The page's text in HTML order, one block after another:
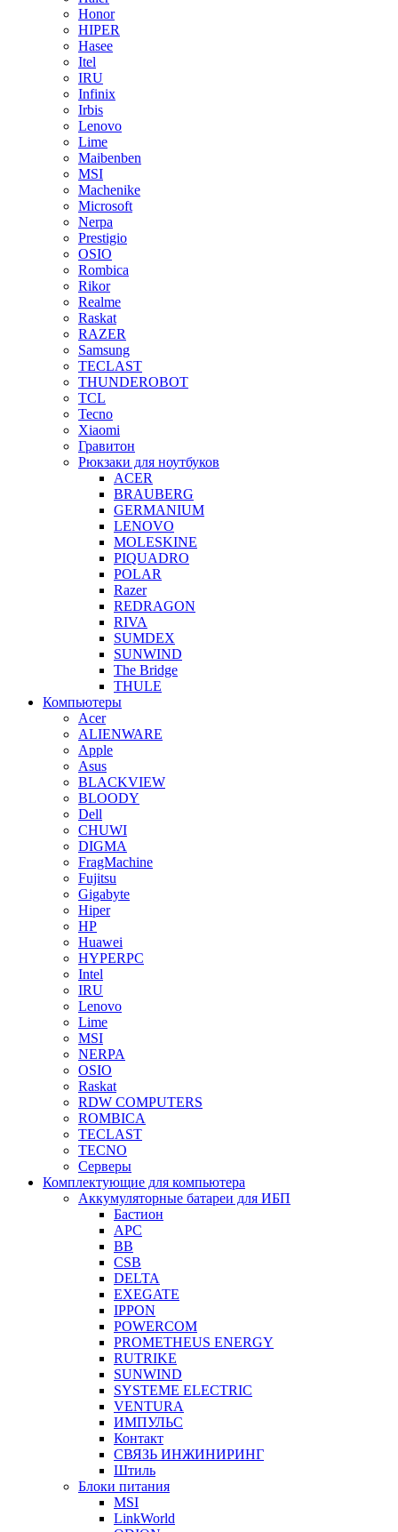
Honor
HIPER
Hasee
Itel
IRU
Infinix
Irbis
Lenovo
Lime
Maibenben
MSI
Machenike
Microsoft
Nerpa
Prestigio
OSIO
Rombica
Rikor
Realme
Raskat
RAZER
Samsung
TECLAST
THUNDEROBOT
TCL
Tecno
Xiaomi
Гравитон
Рюкзаки для ноутбуков
ACER
BRAUBERG
GERMANIUM
LENOVO
MOLESKINE
PIQUADRO
POLAR
Razer
REDRAGON
RIVA
SUMDEX
SUNWIND
The Bridge
THULE
Компьютеры
Acer
ALIENWARE
Apple
Asus
BLACKVIEW
BLOODY
Dell
CHUWI
DIGMA
FragMachine
Fujitsu
Gigabyte
Hiper
HP
Huawei
HYPERPC
Intel
IRU
Lenovo
Lime
MSI
NERPA
OSIO
Raskat
RDW COMPUTERS
ROMBICA
TECLAST
TECNO
Серверы
Комплектующие для компьютера
Аккумуляторные батареи для ИБП
Бастион
APC
BB
CSB
DELTA
EXEGATE
IPPON
POWERCOM
PROMETHEUS ENERGY
RUTRIKE
SUNWIND
SYSTEME ELECTRIC
VENTURA
ИМПУЛЬС
Контакт
СВЯЗЬ ИНЖИНИРИНГ
Штиль
Блоки питания
MSI
LinkWorld